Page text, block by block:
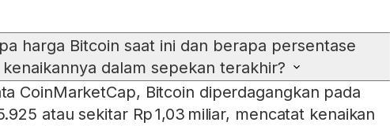
harga Bitcoin saat ini dan berapa persentase
kenaikannya dalam sepekan terakhir?
CoinMarketCap, Bitcoin diperdagangkan pada
atau sekitar Rp 1,03 miliar, mencatat kenaikan